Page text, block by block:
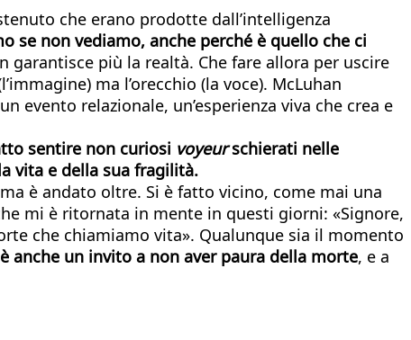
che erano prodotte dall’intelligenza
se non vediamo, anche perché è quello che ci
garantisce più la realtà. Che fare allora per uscire
ma l’orecchio (la voce). McLuhan
evento relazionale, un’esperienza viva che crea e
sentire non curiosi voyeurschierati nelle
vita e della sua fragilità.
è andato oltre. Si è fatto vicino, come mai una
mi è ritornata in mente in questi giorni: «Signore,
che chiamiamo vita». Qualunque sia il momento
anche un invito a non aver paura della morte, e a